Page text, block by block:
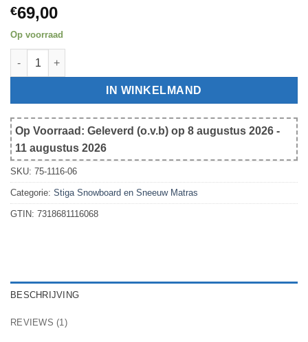
Gewaardeerd
4op 5
gebaseerd
op
1
klantbeoordeling
€69,00
Op voorraad
Snowboard zonder bindingen Stiga Snowskate Blue aantal
IN WINKELMAND
Op Voorraad: Geleverd (o.v.b) op 8 augustus 2026 -
11 augustus 2026
SKU: 75-1116-06
Categorie: Stiga Snowboard en Sneeuw Matras
GTIN: 7318681116068
BESCHRIJVING
REVIEWS (1)